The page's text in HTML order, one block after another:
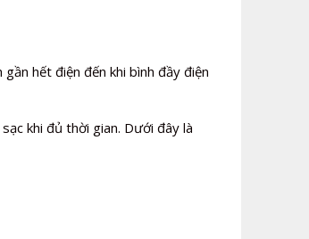
hết điện đến khi bình đầy điện
khi đủ thời gian. Dưới đây là